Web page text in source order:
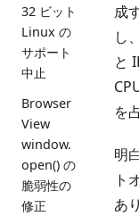
32 ビット
Linux の
サポート
中止
Browser
View
window.
open() の
脆弱性の
修正
成
し
と
を
明
ト
あ